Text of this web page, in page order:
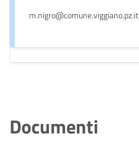
m.nigro@comune.viggiano.pz.it
Documenti